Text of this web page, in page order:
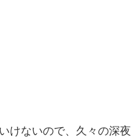
けないので、久々の深夜